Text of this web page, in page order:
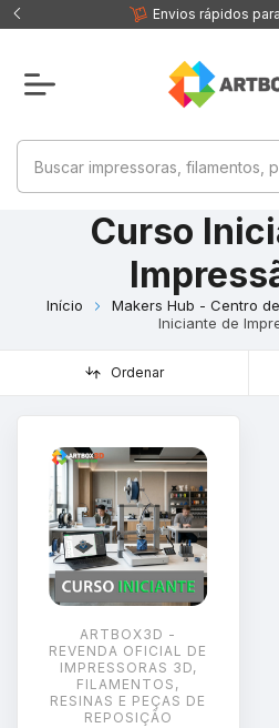
Envios rápidos
Curso
Início Makers Hub - Centro
Iniciante de
Ordenar
ARTBOX3D -
REVENDA OFICIAL DE
IMPRESSORAS 3D,
FILAMENTOS,
RESINAS E PEÇAS DE
REPOSIÇÃO